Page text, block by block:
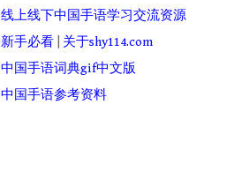
线上线下中国手语学习交流资源
新手必看
关于shy114.com
中国手语词典gif中文版
中国手语参考资料